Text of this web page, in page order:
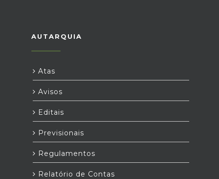
AUTARQUIA
Atas
Avisos
Editais
Previsionais
Regulamentos
Relatório de Contas